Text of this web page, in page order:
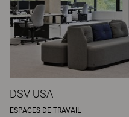
DSV USA
ESPACES DE TRAVAIL